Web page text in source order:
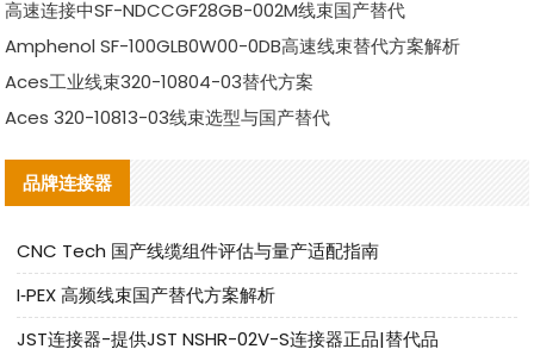
高速连接中SF-NDCCGF28GB-002M线束国产替代
Amphenol SF-100GLB0W00-0DB高速线束替代方案解析
Aces工业线束320-10804-03替代方案
Aces 320-10813-03线束选型与国产替代
品牌连接器
CNC Tech 国产线缆组件评估与量产适配指南
I‑PEX 高频线束国产替代方案解析
JST连接器-提供JST NSHR-02V-S连接器正品|替代品